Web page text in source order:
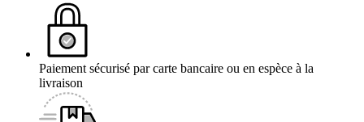
Paiement sécurisé par carte bancaire ou en espèce à la
livraison